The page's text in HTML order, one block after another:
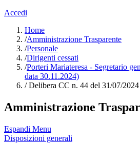
Accedi
Home
/Amministrazione Trasparente
/Personale
/Dirigenti cessati
/Porteri Mariateresa - Segretario
data 30.11.2024)
/Delibera CC n. 44 del 31/07/2024
Amministrazione
Espandi Menu
Disposizioni generali